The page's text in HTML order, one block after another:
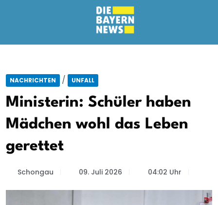
NACHRICHTEN / UNFALL
Ministerin: Schüler haben
Mädchen wohl das Leben
gerettet
Schongau 09. Juli 2026 04:02 Uhr